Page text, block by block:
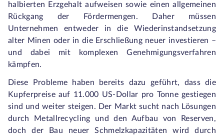
halbierten Erzgehalt aufweisen sowie einen allgemeinen
Rückgang der Fördermengen. Daher müssen
Unternehmen entweder in die Wiederinstandsetzung
alter Minen oder in die Erschließung neuer investieren –
und dabei mit komplexen Genehmigungsverfahren
kämpfen.
Diese Probleme haben bereits dazu geführt, dass die
Kupferpreise auf 11.000 US-Dollar pro Tonne gestiegen
sind und weiter steigen. Der Markt sucht nach Lösungen
durch Metallrecycling und den Aufbau von Reserven,
doch der Bau neuer Schmelzkapazitäten wird durch